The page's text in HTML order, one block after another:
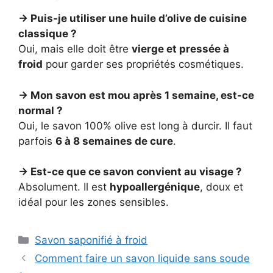
→ Puis-je utiliser une huile d’olive de cuisine
classique ?
Oui, mais elle doit être vierge et pressée à
froid pour garder ses propriétés cosmétiques.
→ Mon savon est mou après 1 semaine, est-ce
normal ?
Oui, le savon 100% olive est long à durcir. Il faut
parfois 6 à 8 semaines de cure.
→ Est-ce que ce savon convient au visage ?
Absolument. Il est hypoallergénique, doux et
idéal pour les zones sensibles.
Catégories
Savon saponifié à froid
Comment faire un savon liquide sans soude